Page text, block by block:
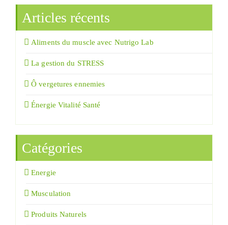
Articles récents
Aliments du muscle avec Nutrigo Lab
La gestion du STRESS
Ô vergetures ennemies
Énergie Vitalité Santé
Catégories
Energie
Musculation
Produits Naturels